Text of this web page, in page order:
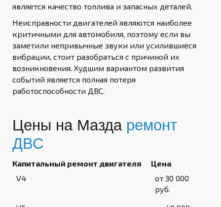
является качество топлива и запасных деталей.
Неисправности двигателей являются наиболее
критичными для автомобиля, поэтому если вы
заметили непривычные звуки или усилившиеся
вибрации, стоит разобраться с причиной их
возникновения. Худшим вариантом развития
событий является полная потеря
работоспособности ДВС.
Цены на Мазда ремонт
ДВС
Капитальный ремонт двигателя
Цена
V4
от 30 000
руб.